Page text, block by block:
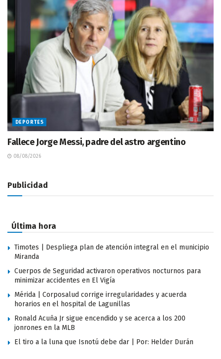
DEPORTES
Fallece Jorge Messi, padre del astro argentino
08/08/2026
Publicidad
Última hora
Timotes | Despliega plan de atención integral en el municipio
Miranda
Cuerpos de Seguridad activaron operativos nocturnos para
minimizar accidentes en El Vigía
Mérida | Corposalud corrige irregularidades y acuerda
horarios en el hospital de Lagunillas
Ronald Acuña Jr sigue encendido y se acerca a los 200
jonrones en la MLB
El tiro a la luna que Isnotú debe dar | Por: Helder Durán